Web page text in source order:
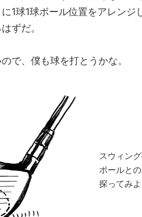
1球1球ボール位置をアレン
ずだ。
で、僕も球を打とうかな。
スウィン
ボールと
探ってみよ